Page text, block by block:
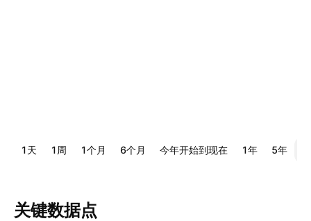
1天 1周 1个月 6个月 今年开始到现在 1年 5年
关键数据点